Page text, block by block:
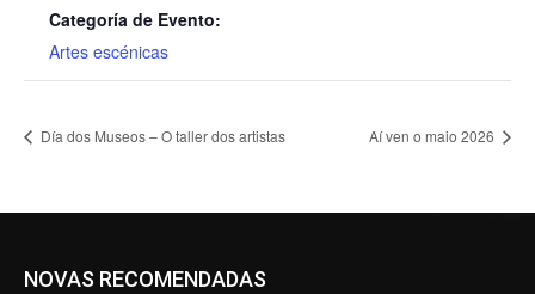
Categoría de Evento:
Artes escénicas
Día dos Museos – O taller dos artistas Aí ven o maio 2026
NOVAS RECOMENDADAS